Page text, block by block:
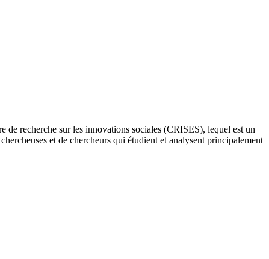
de recherche sur les innovations sociales (CRISES), lequel est un
et de chercheurs qui étudient et analysent principalement